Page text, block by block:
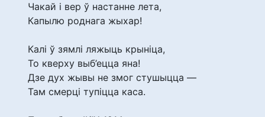
Чакай і вер ў настанне лета,
Капылю роднага жыхар!
Калі ў зямлі ляжыць крыніца,
То кверху выб’ецца яна!
Дзе дух жывы не змог стушыцца —
Там смерці тупіцца каса.